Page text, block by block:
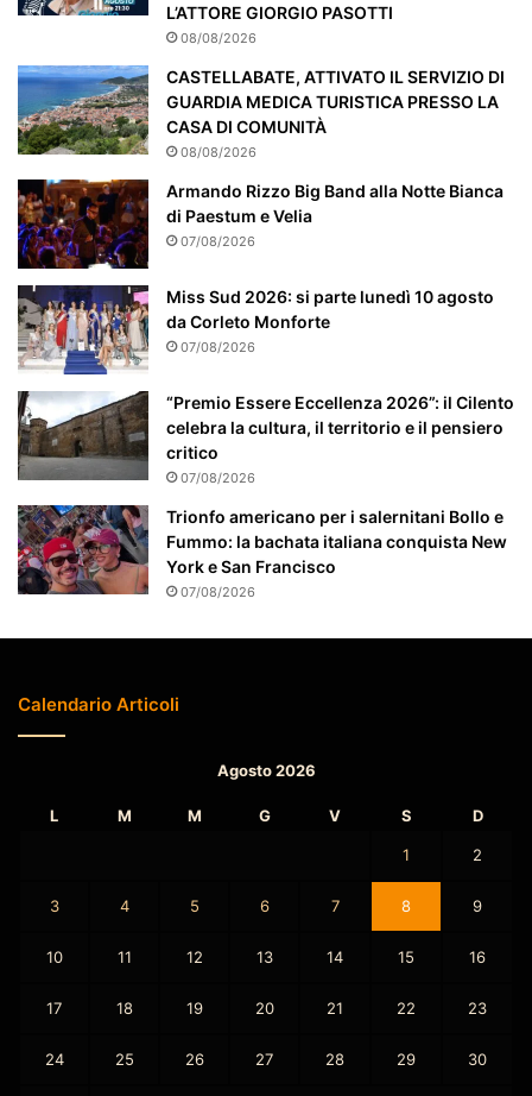
i
o
l
a
r
e
n
t
e
a
t
t
e
z
i
o
n
a
t
o
L’ATTORE GIORGIO PASOTTI
08/08/2026
CASTELLABATE, ATTIVATO IL SERVIZIO DI
GUARDIA MEDICA TURISTICA PRESSO LA
CASA DI COMUNITÀ
08/08/2026
Armando Rizzo Big Band alla Notte Bianca
di Paestum e Velia
07/08/2026
Miss Sud 2026: si parte lunedì 10 agosto
da Corleto Monforte
07/08/2026
“Premio Essere Eccellenza 2026”: il Cilento
celebra la cultura, il territorio e il pensiero
critico
07/08/2026
Trionfo americano per i salernitani Bollo e
Fummo: la bachata italiana conquista New
York e San Francisco
07/08/2026
Calendario Articoli
Agosto 2026
L M M G V S D
1 2
3 4 5 6 7 8 9
10 11 12 13 14 15 16
17 18 19 20 21 22 23
24 25 26 27 28 29 30